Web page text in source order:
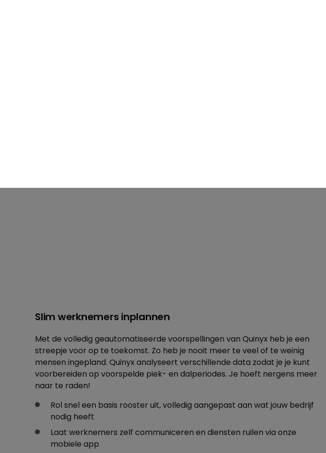
Slim werknemers inplannen
Met de volledig geautomatiseerde voorspellingen van Quinyx heb je een
streepje voor op te toekomst. Zo heb je nooit meer te veel of te weinig
mensen ingepland. Quinyx analyseert verschillende data zodat je je kunt
voorbereiden op voorspelde piek- en dalperiodes. Je hoeft nergens meer
naar te raden!
Rol snel een basis rooster uit, volledig aangepast aan wat jouw bedrijf
nodig heeft
Laat werknemers zelf communiceren en diensten ruilen via onze
mobiele app